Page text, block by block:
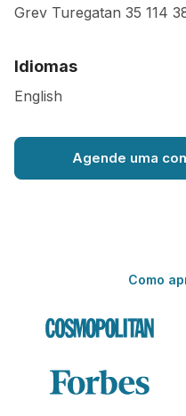
Grev Turegatan 35 114
Idiomas
English
Agende uma
Como